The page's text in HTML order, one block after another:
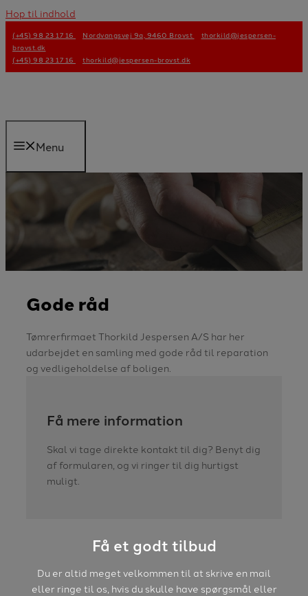
Hop til indhold
(+45) 98 23 17 16 Nordvangsvej 9a, 9460 Brovst
thorkild@jespersen-
brovst.dk
(+45) 98 23 17 16
thorkild@jespersen-brovst.dk
Menu
Gode råd
Tømrerfirmaet Thorkild Jespersen A/S har her
udarbejdet en samling med gode råd til reparation
og vedligeholdelse af boligen.​
Få mere information
Skal vi tage direkte kontakt til dig? Benyt dig
af formularen, og vi ringer til dig hurtigst
muligt.
Få et godt tilbud
​Du er altid meget velkommen til at skrive en mail
eller ringe til os, hvis du skulle have spørgsmål eller